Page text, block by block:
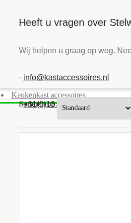
Keukenkast accessoires
Heeft u vragen over
Wij helpen u graag op weg.
- info@kastaccessoires.nl
-+31(0)13 - 462 74 29
Sorteren op: